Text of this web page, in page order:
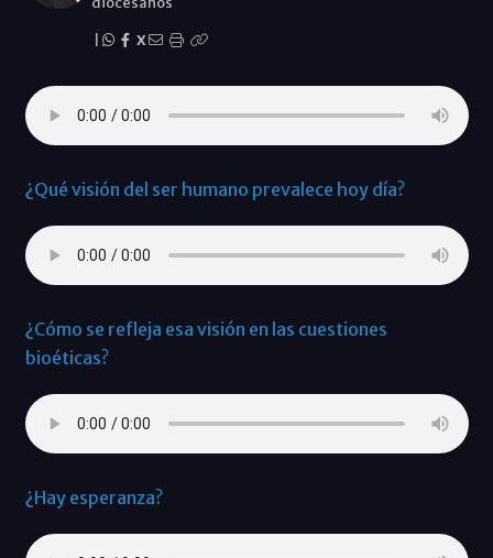
X
¿Qué visión del ser humano prevalece hoy día?
¿Cómo se refleja esa visión en las cuestiones
bioéticas?
¿Hay esperanza?